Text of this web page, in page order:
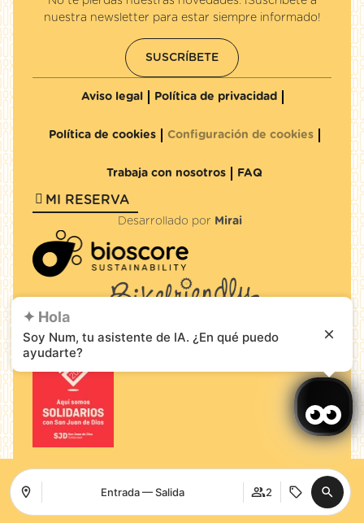
Entrada — Salida 2
nuestra newsletter para estar siempre informado!
SUSCRÍBETE
Aviso legal Política de privacidad
Política de cookies Configuración de cookies
Trabaja con nosotros FAQ
MI RESERVA
Desarrollado por Mirai
✦ Hola
Soy Num, tu asistente de IA. ¿En qué puedo
ayudarte?